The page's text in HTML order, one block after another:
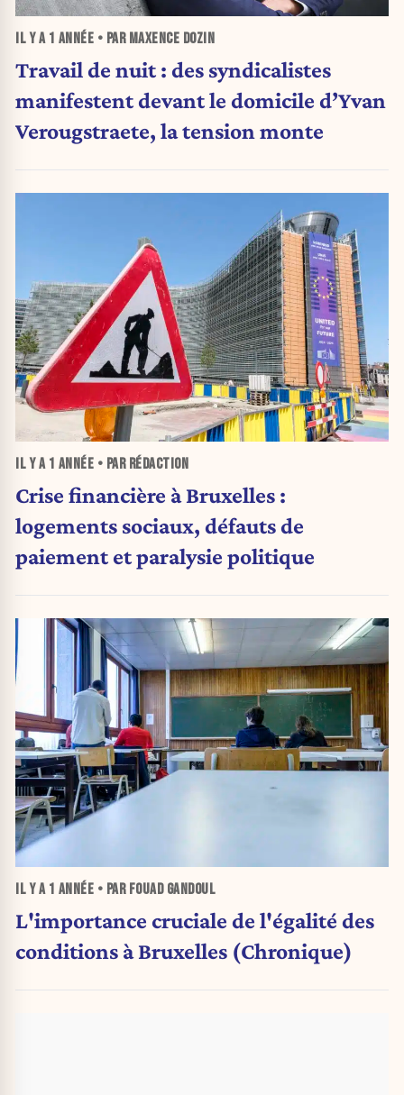
IL Y A 1 ANNÉE • PAR MAXENCE DOZIN
Travail de nuit : des syndicalistes
manifestent devant le domicile d’Yvan
Verougstraete, la tension monte
IL Y A 1 ANNÉE • PAR RÉDACTION
Crise financière à Bruxelles :
logements sociaux, défauts de
paiement et paralysie politique
IL Y A 1 ANNÉE • PAR FOUAD GANDOUL
L'importance cruciale de l'égalité des
conditions à Bruxelles (Chronique)